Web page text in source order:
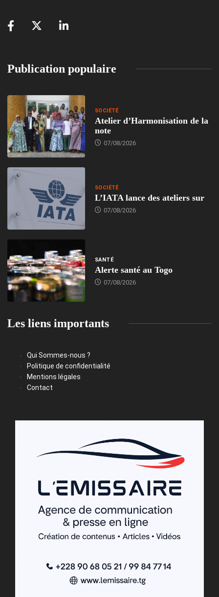
Publication populaire
SOCIÉTÉ
Atelier d’Harmonisation de la
note
07/08/2026
SOCIÉTÉ
L’IATA lance des ateliers sur
07/08/2026
SANTÉ
Alerte santé au Togo
07/08/2026
Les liens importants
Qui Sommes-nous ?
Politique de confidentialité
Mentions légales
Contact